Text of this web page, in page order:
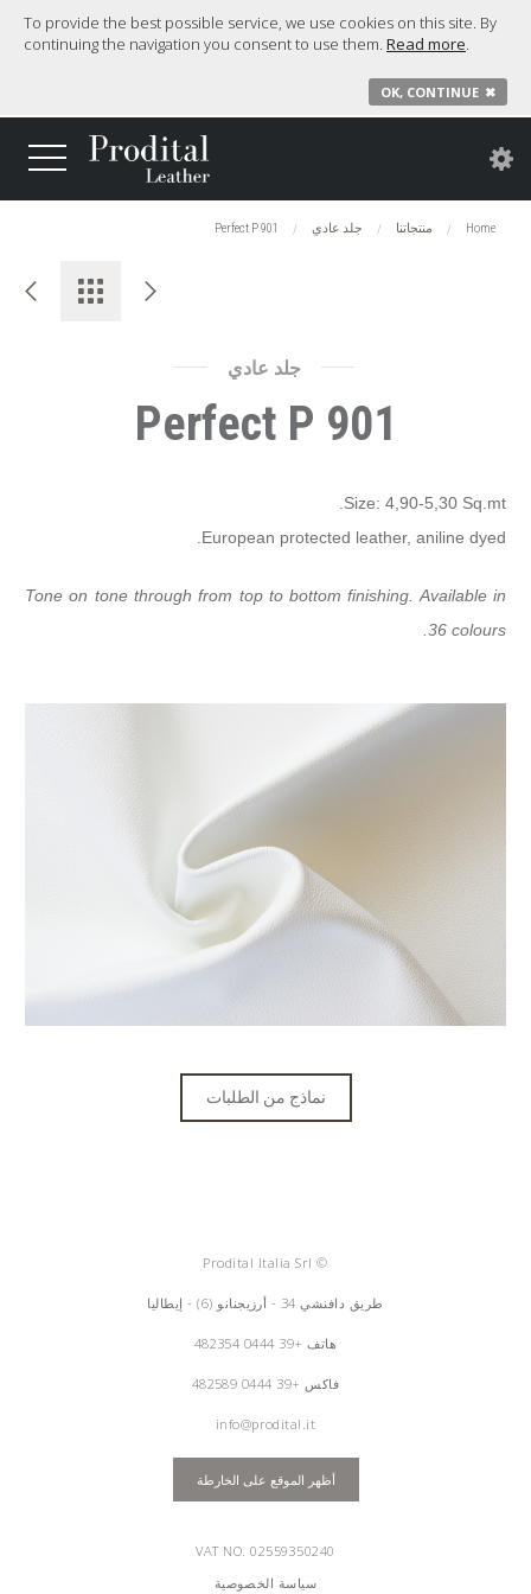
To provide the best possible service, we use cookies on this site. By
continuing the navigation you consent to use them. Read more.
OK, CONTINUE ✖
Home منتجاتنا جلد عادي Perfect P 901
جلد عادي
Perfect P 901
Size: 4,90-5,30 Sq.mt.
European protected leather, aniline dyed.
Tone on tone through from top to bottom finishing. Available in
36 colours.
نماذج من الطلبات
© Prodital Italia Srl
طريق دافنشي 34 - أرزيجنانو (6) - إيطاليا
هاتف +39 0444 482354
فاكس +39 0444 482589
info@prodital.it
أظهر الموقع على الخارطة
VAT NO. 02559350240
سياسة الخصوصية